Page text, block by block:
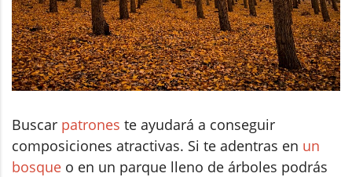
Buscar patrones te ayudará a conseguir
composiciones atractivas. Si te adentras en un
bosque o en un parque lleno de árboles podrás